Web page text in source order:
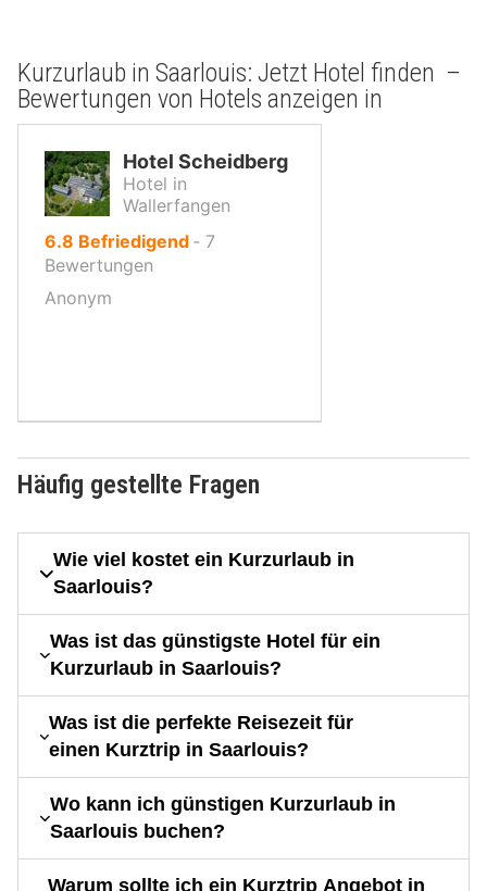
Kurzurlaub in Saarlouis: Jetzt Hotel finden –
Bewertungen von Hotels anzeigen in
Hotel Scheidberg
Hotel in
Wallerfangen
6.8 von
10,
Befriedigend ‐ 7
Bewertungen
Anonym
Häufig gestellte Fragen
Wie viel kostet ein Kurzurlaub in
Saarlouis?
Was ist das günstigste Hotel für ein
Kurzurlaub in Saarlouis?
Was ist die perfekte Reisezeit für
einen Kurztrip in Saarlouis?
Wo kann ich günstigen Kurzurlaub in
Saarlouis buchen?
Warum sollte ich ein Kurztrip Angebot in